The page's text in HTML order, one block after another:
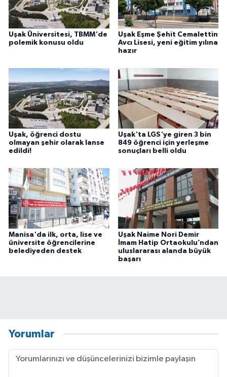
Uşak Üniversitesi, TBMM'de
polemik konusu oldu
Uşak Eşme Şehit Cemalettin
Avcı Lisesi, yeni eğitim yılına
hazır
Uşak, öğrenci dostu
olmayan şehir olarak lanse
edildi!
Uşak'ta LGS'ye giren 3 bin
849 öğrenci için yerleşme
sonuçları belli oldu
Manisa'da ilk, orta, lise ve
üniversite öğrencilerine
belediyeden destek
Uşak Naime Nori Demir
İmam Hatip Ortaokulu’ndan
uluslararası alanda büyük
başarı
Yorumlar